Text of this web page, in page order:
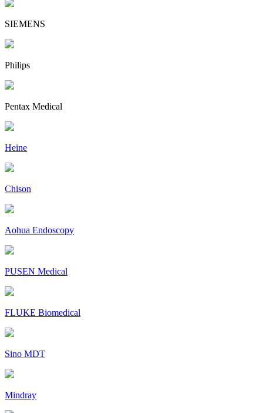
SIEMENS
Philips
Pentax Medical
Heine
Chison
Aohua Endoscopy
PUSEN Medical
FLUKE Biomedical
Sino MDT
Mindray